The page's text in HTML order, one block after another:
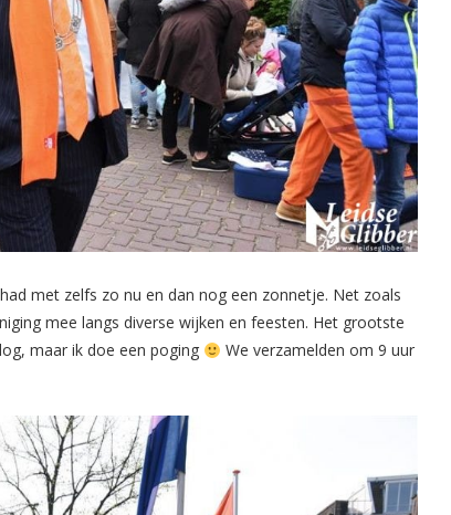
met zelfs zo nu en dan nog een zonnetje. Net zoals
mee langs diverse wijken en feesten. Het grootste
maar ik doe een poging
We verzamelden om 9 uur